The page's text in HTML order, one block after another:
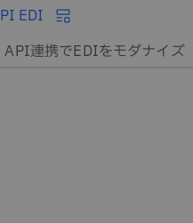
EDI
API連携でEDIをモダナイズ